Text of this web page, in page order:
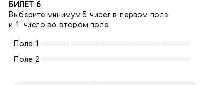
БИЛЕТ 6
Выберите минимум 5 чисел в первом поле
и 1 число во втором поле
Поле 1
Поле 2